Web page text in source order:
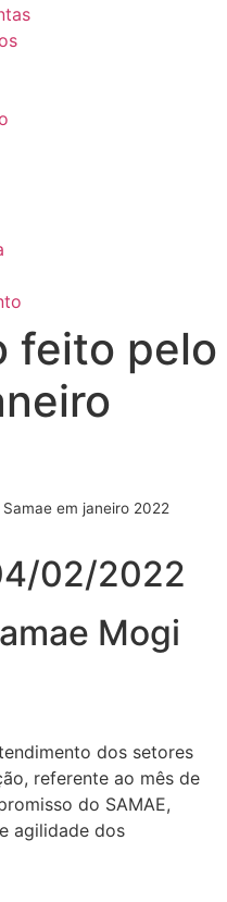
feito pelo
em janeiro 2022
02/2022
Mogi
dos setores
referente ao mês de
do SAMAE,
agilidade dos